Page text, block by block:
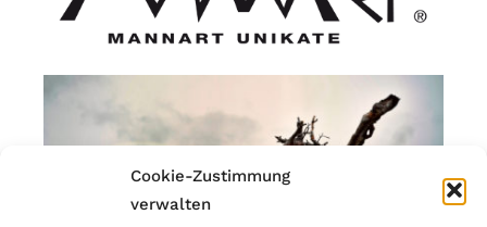
Cookie-Zustimmung
verwalten